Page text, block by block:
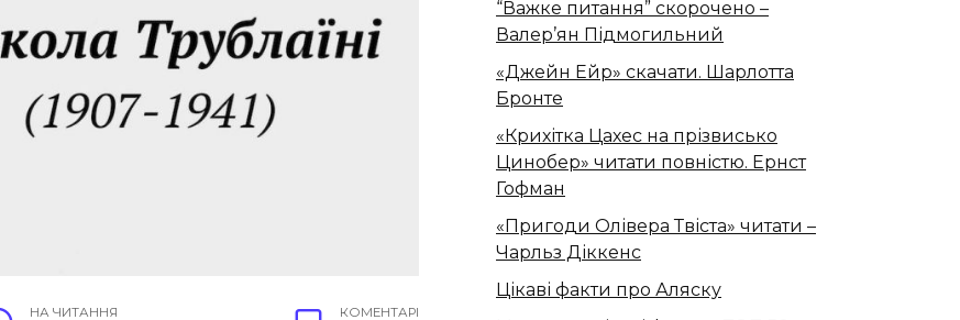
НА ЧИТАННЯ КОМЕНТАРІ
“Важке питання” скорочено –
Валер’ян Підмогильний
«Джейн Ейр» скачати. Шарлотта
Бронте
«Крихітка Цахес на прізвисько
Цинобер» читати повністю. Ернст
Гофман
«Пригоди Олівера Твіста» читати –
Чарльз Діккенс
Цікаві факти про Аляску